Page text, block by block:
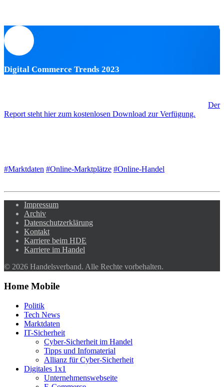
Digital Commerce Trends 2023
Der
Report steht hier zum kostenlosen Download zur Verfügung.
#Marktdaten #Online-Marktplätze #Online-Handel
Impressum
Archiv
Datenschutzerklärung
Kontakt
Karriere beim HDE
Karriere im Handel
© 2026 Handelsverband. Alle Rechte vorbehalten.
Home Mobile
Politik
Tech News
Marktdaten
IT-Sicherheit
Cyber-Sicherheit im Handel
Tipps und Infomaterial
Allianz für Cyber-Sicherheit
Digitales 1x1
Unternehmenswebseite